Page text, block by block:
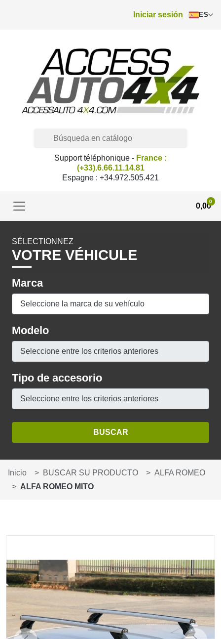
Iniciar sesión ES
Support téléphonique - France :
(+33).6.66.11.14.81
Espagne : +34.972.505.421
0,00
0
SÉLECTIONNEZ
VOTRE VÉHICULE
Marca
Modelo
Tipo de accesorio
Inicio BUSCAR SU PRODUCTO
ALFA ROMEO
ALFA ROMEO MITO